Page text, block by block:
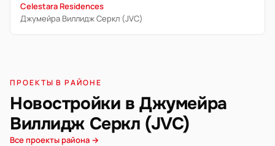
Celestara Residences
Джумейра Виллидж Серкл (JVC)
ПРОЕКТЫ В РАЙОНЕ
Новостройки в Джумейра
Виллидж Серкл (JVC)
Все проекты района →